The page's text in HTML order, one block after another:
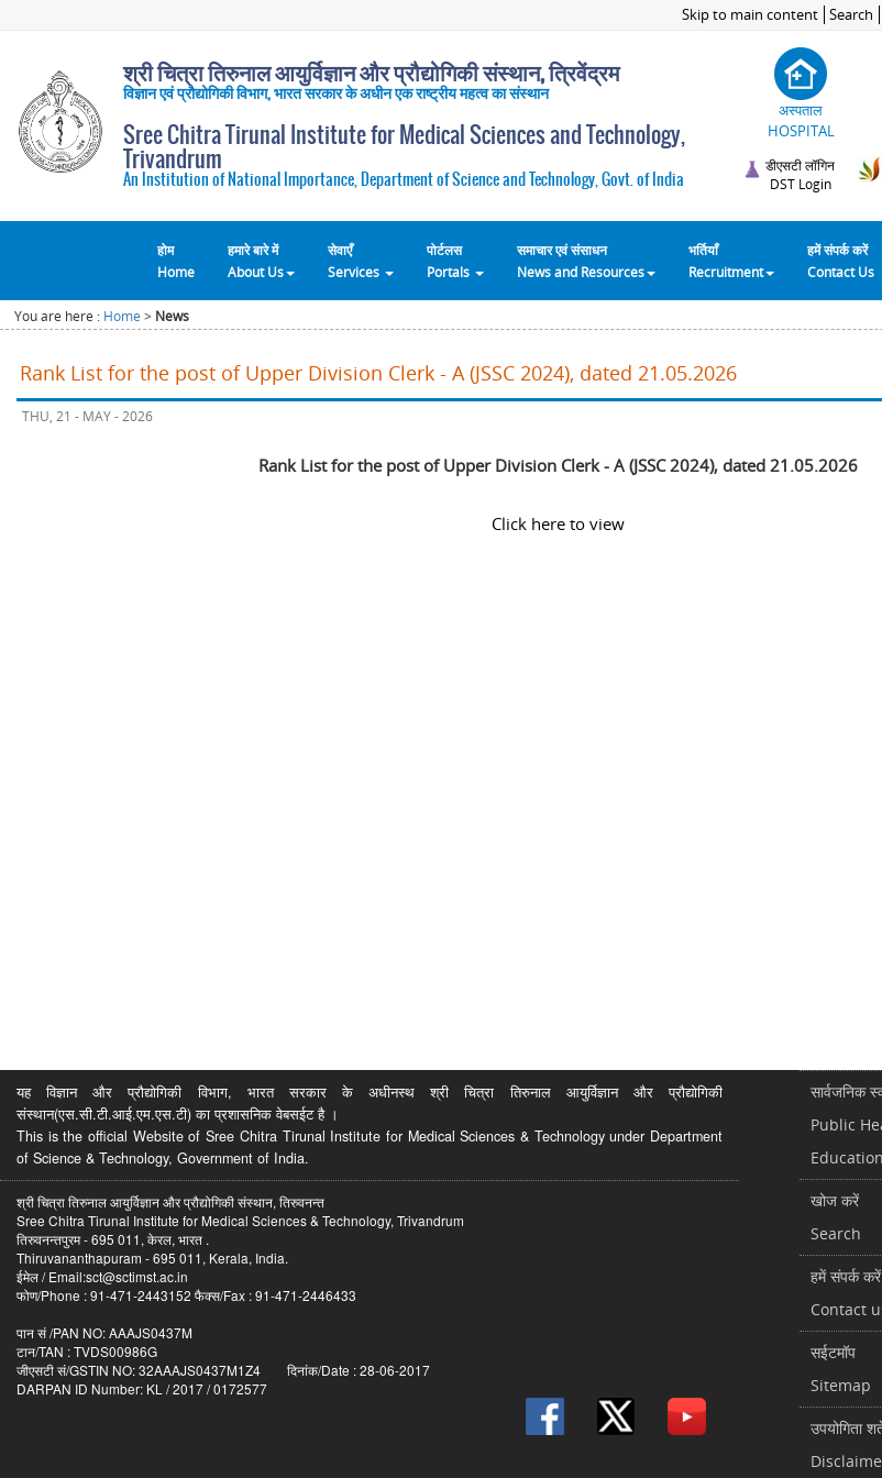
Skip to main content Search
श्री चित्रा तिरुनाल आयुर्विज्ञान और प्रौद्योगिकी संस्थान, त्रिवेंद्रम
विज्ञान एवं प्रौद्योगिकी विभाग, भारत सरकार के अधीन एक राष्ट्रीय महत्व का संस्थान
Sree Chitra Tirunal Institute for Medical Sciences and Technology,
Trivandrum
An Institution of National Importance, Department of Science and Technology, Govt. of India
अस्पताल
HOSPITAL
डीएसटी लॉगिन
DST Login
होम
Home
हमारे बारे में
About Us
सेवाएँ
Services
पोर्टलस
Portals
समाचार एवं संसाधन
News and Resources
भर्तियाँ
Recruitment
हमें संपर्क करें
Contact Us
You are here : Home > News
Rank List for the post of Upper Division Clerk - A (JSSC 2024), dated 21.05.2026
THU, 21 - MAY - 2026
Rank List for the post of Upper Division Clerk - A (JSSC 2024), dated 21.05.2026
Click here to view
यह विज्ञान और प्रौद्योगिकी विभाग, भारत सरकार के अधीनस्थ श्री चित्रा तिरुनाल आयुर्विज्ञान और प्रौद्योगिकी
संस्थान(एस.सी.टी.आई.एम.एस.टी) का प्रशासनिक वेबसईट है ।
This is the official Website of Sree Chitra Tirunal Institute for Medical Sciences & Technology under Department
of Science & Technology, Government of India.
श्री चित्रा तिरुनाल आयुर्विज्ञान और प्रौद्योगिकी संस्थान, तिरुवनन्त
Sree Chitra Tirunal Institute for Medical Sciences & Technology, Trivandrum
तिरुवनन्तपुरम - 695 011, केरल, भारत .
Thiruvananthapuram - 695 011, Kerala, India.
ईमेल / Email:sct@sctimst.ac.in
फोण/Phone : 91-471-2443152 फैक्स/Fax : 91-471-2446433
पान सं /PAN NO: AAAJS0437M
टान/TAN : TVDS00986G
जीएसटी सं/GSTIN NO: 32AAAJS0437M1Z4 दिनांक/Date : 28-06-2017
DARPAN ID Number: KL / 2017 / 0172577
सार्वजनिक
Public
Education
खोज करें
Search
हमें संपर्क करें
Contact
सईटमॉप
Sitemap
उपयोगिता